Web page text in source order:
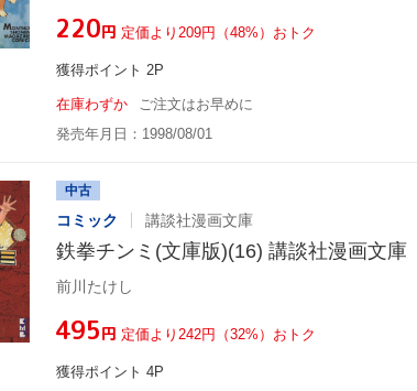
¥220円 定価より209円（48%）おトク
獲得ポイント 2P
在庫わずか
ご注文はお早めに
発売年月日：1998/08/01
中古
コミック 講談社漫画文庫
鉄拳チンミ(文庫版)(16) 講談社漫画文庫
前川たけし
¥495円 定価より242円（32%）おトク
獲得ポイント 4P